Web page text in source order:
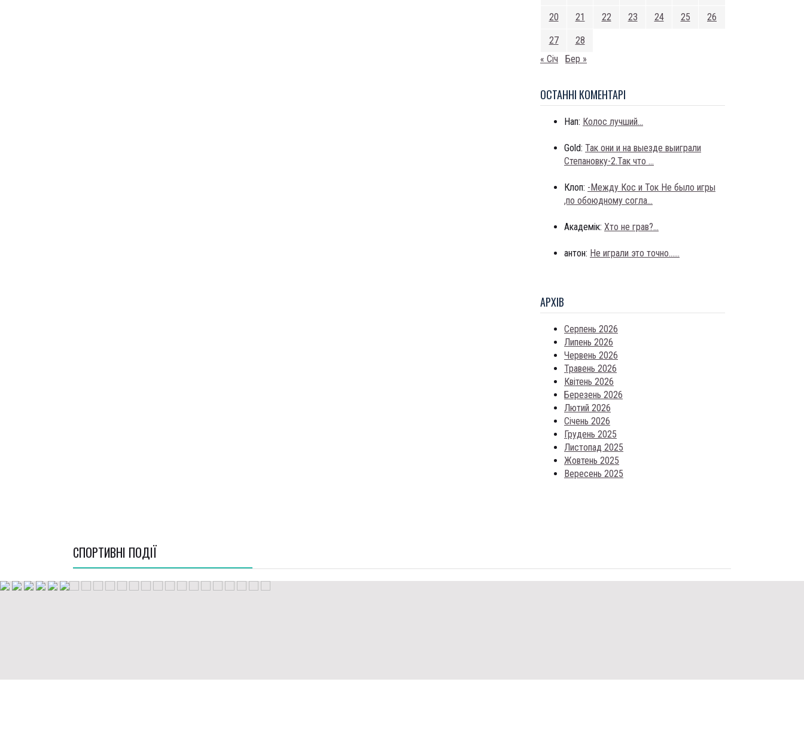
20 21 22 23 24 25 26
27
28
« Січ
Бер »
ОСТАННI КОМЕНТАРI
Нап: Колос лучший...
Gold: Так они и на выезде выиграли
Степановку-2.Так что ...
Клоп: -Между Кос и Ток Не было игры
,по обоюдному согла...
Академік: Хто не грав?...
антон: Не играли это точно......
АРХIВ
Серпень 2026
Липень 2026
Червень 2026
Травень 2026
Квітень 2026
Березень 2026
Лютий 2026
Січень 2026
Грудень 2025
Листопад 2025
Жовтень 2025
Вересень 2025
СПОРТИВНI ПОДІЇ